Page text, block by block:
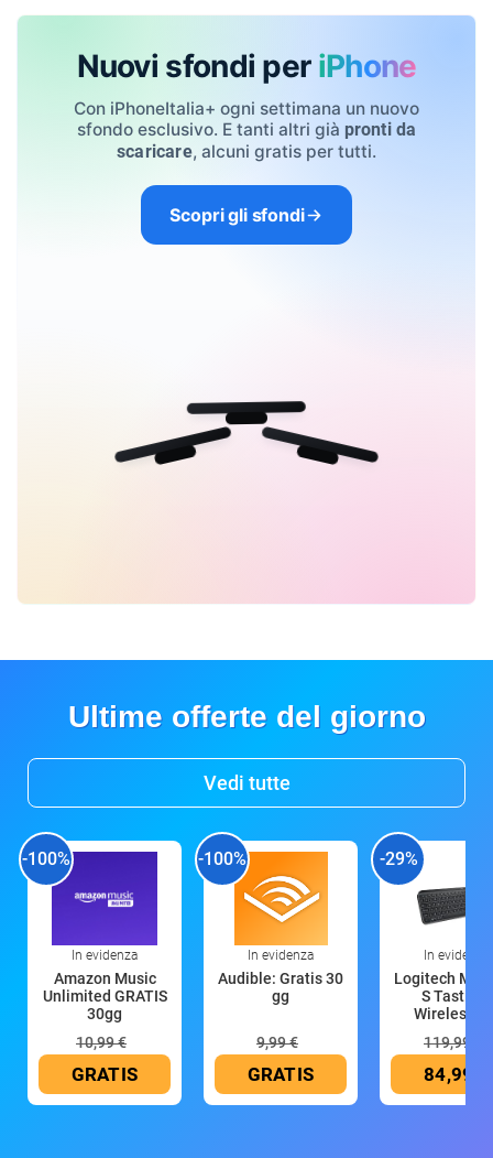
Nuovi sfondi per iPhone
Con iPhoneItalia+ ogni settimana un nuovo
sfondo esclusivo. E tanti altri già pronti da
scaricare, alcuni gratis per tutti.
Scopri gli sfondi
Ultime offerte del giorno
Vedi tutte
-100%
In evidenza
Amazon Music
Unlimited GRATIS
30gg
10,99 €
GRATIS
-100%
In evidenza
Audible: Gratis 30
gg
9,99 €
GRATIS
-29%
In evidenza
Logitech MX
S Tastiera
Wireless
119,99 €
84,99 €